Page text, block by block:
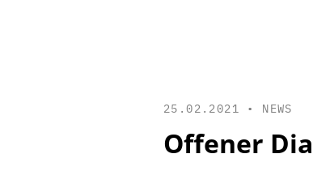
25.02.2021 • NEWS
Offener